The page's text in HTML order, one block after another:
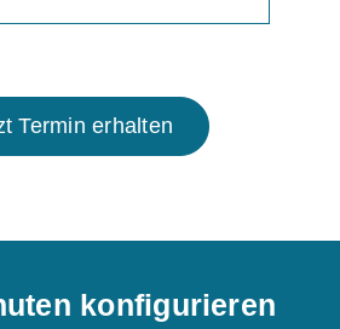
Termin erhalten
konfigurieren